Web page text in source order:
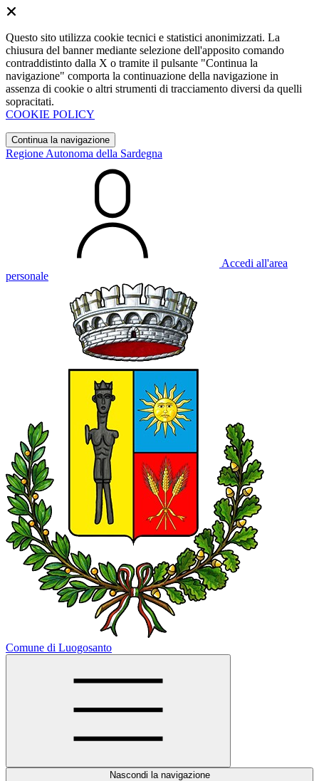
Questo sito utilizza cookie tecnici e statistici anonimizzati. La
chiusura del banner mediante selezione dell'apposito comando
contraddistinto dalla X o tramite il pulsante "Continua la
navigazione" comporta la continuazione della navigazione in
assenza di cookie o altri strumenti di tracciamento diversi da quelli
sopracitati.
COOKIE POLICY
Continua la navigazione
Regione Autonoma della Sardegna
Accedi all'area
personale
Comune di Luogosanto
Nascondi la navigazione